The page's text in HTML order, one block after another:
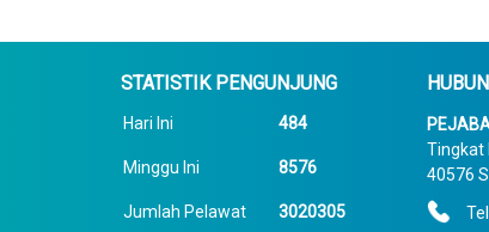
STATISTIK PENGUNJUNG
Hari Ini 484
Minggu Ini 8576
Jumlah Pelawat 3020305
Tingkat
40576